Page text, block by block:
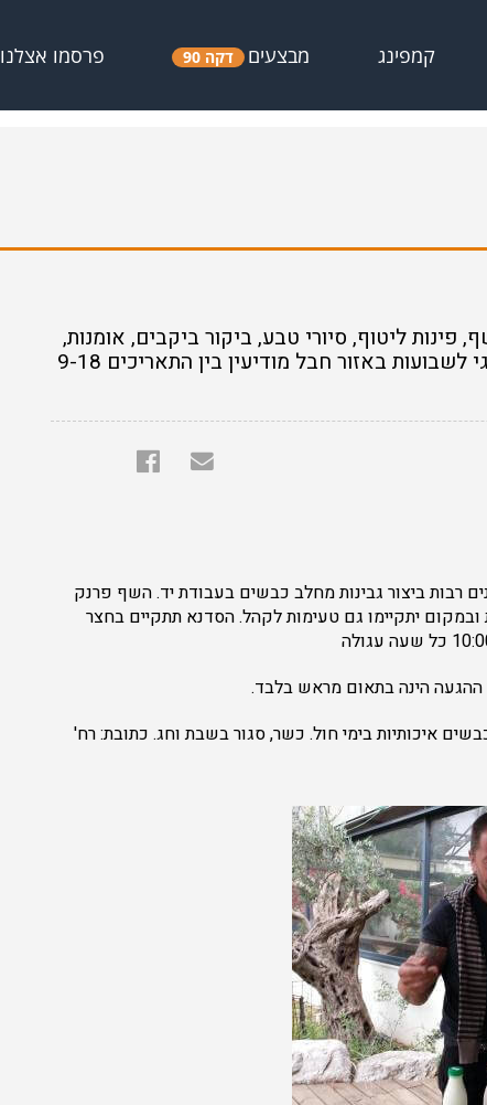
קמפינג מבצעים דקה 90 פרסמו אצלנו
פינות ליטוף, סיורי טבע, ביקור ביקבים, אומנות,
כל זה ועוד מתקיים כבר שנה שנייה בפסטיבל חגיגי לשבועות באזור חבל מודיעין בין התאריכים 9-18
ביצור גבינות מחלב כבשים בעבודת יד. השף פרנק
ובמקום יתקיימו גם טעימות לקהל. הסדנא תתקיים בחצר
גבינות כבשים איכותיות בימי חול. כשר, סגור בשבת וחג. כתובת: רח'